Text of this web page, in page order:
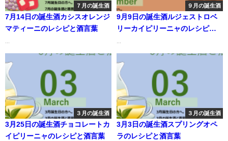
７月の誕生酒
7月14日の誕生酒カシスオレンジ
マティーニのレシピと酒言葉
９月の誕生酒
9月9日の誕生酒ルジェストロベ
リーカイピリーニャのレシピと
３月の誕生酒
3月25日の誕生酒チョコレートカ
イピリーニャのレシピと酒言葉
３月の誕生酒
3月3日の誕生酒スプリングオペ
ラのレシピと酒言葉